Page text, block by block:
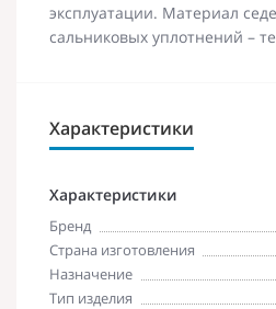
эксплуатации. Материал
сальниковых уплотнений –
Характеристики
Характеристики
Бренд
Страна изготовления
Назначение
Тип изделия